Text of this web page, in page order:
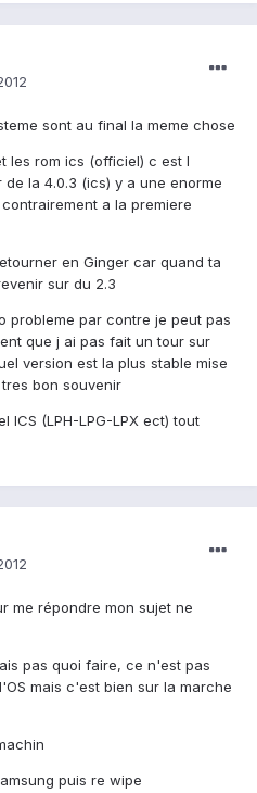
sont au final la meme chose
les rom ics (officiel) c est l
la 4.0.3 (ics) y a une enorme
a la premiere
en Ginger car quand ta
sur du 2.3
probleme par contre je peut pas
que j ai pas fait un tour sur
version est la plus stable mise
bon souvenir
ICS (LPH-LPG-LPX ect) tout
me répondre mon sujet ne
pas quoi faire, ce n'est pas
mais c'est bien sur la marche
puis re wipe